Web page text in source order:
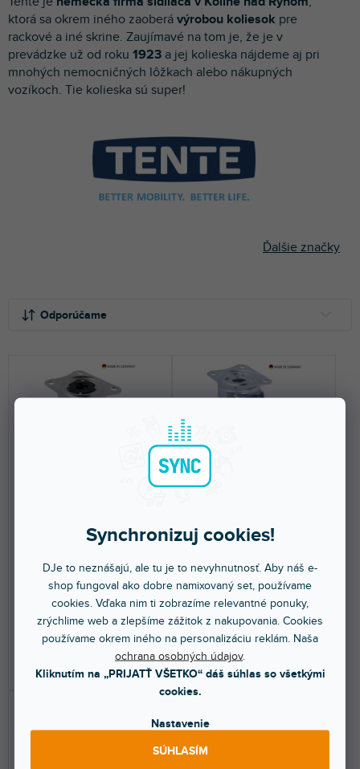
Synchronizuj cookies!
DJe to neznášajú, ale tu je to nevyhnutnosť. Aby náš e-
shop fungoval ako dobre namixovaný set, používame
cookies. Vďaka nim ti zobrazíme relevantné ponuky,
zrýchlime web a zlepšíme zážitok z nakupovania. Cookies
používame okrem iného na personalizáciu reklám. Naša
ochrana osobných údajov.
Kliknutím na „PRIJATŤ VŠETKO“ dáš súhlas so všetkými
cookies.
Nastavenie
SÚHLASÍM
ktorá sa okrem iného zaoberá výrobou koliesok pre
rackové a iné skrine. Zaujímavé na tom je, že je v
prevádzke už od roku 1923 a jej kolieska nájdeme aj pri
mnohých nemocničných lôžkach alebo nákupných
vozíkoch. Tie kolieska sú super!
Ďalšie značky
e
Odporúčame
NAJDRAHŠIE
p
r
o
d
u
k
40,20 €
Otočné koliesko 100 mm s
polyamidovým kolesom a
špeciálnou funkciou...
37035
Do 5 dní
36,90 €
DO KOŠÍKA
Otočné koliesko 125 mm s
modrým kolieskom.